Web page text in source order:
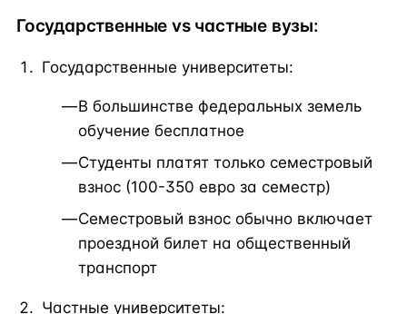
Государственные vs частные вузы:
Государственные университеты:
В большинстве федеральных земель
обучение бесплатное
Студенты платят только семестровый
взнос (100-350 евро за семестр)
Семестровый взнос обычно включает
проездной билет на общественный
транспорт
Частные университеты: